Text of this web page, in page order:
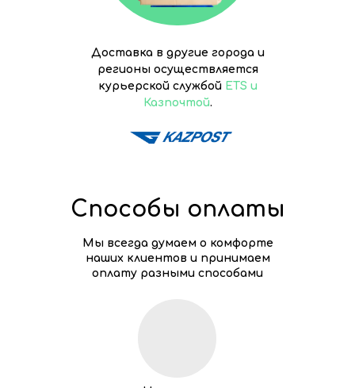
Доставка в другие города и
регионы осуществляется
курьерской службой ETS и
Казпочтой.
Способы оплаты
Мы всегда думаем о комфорте
наших клиентов и принимаем
оплату разными способами